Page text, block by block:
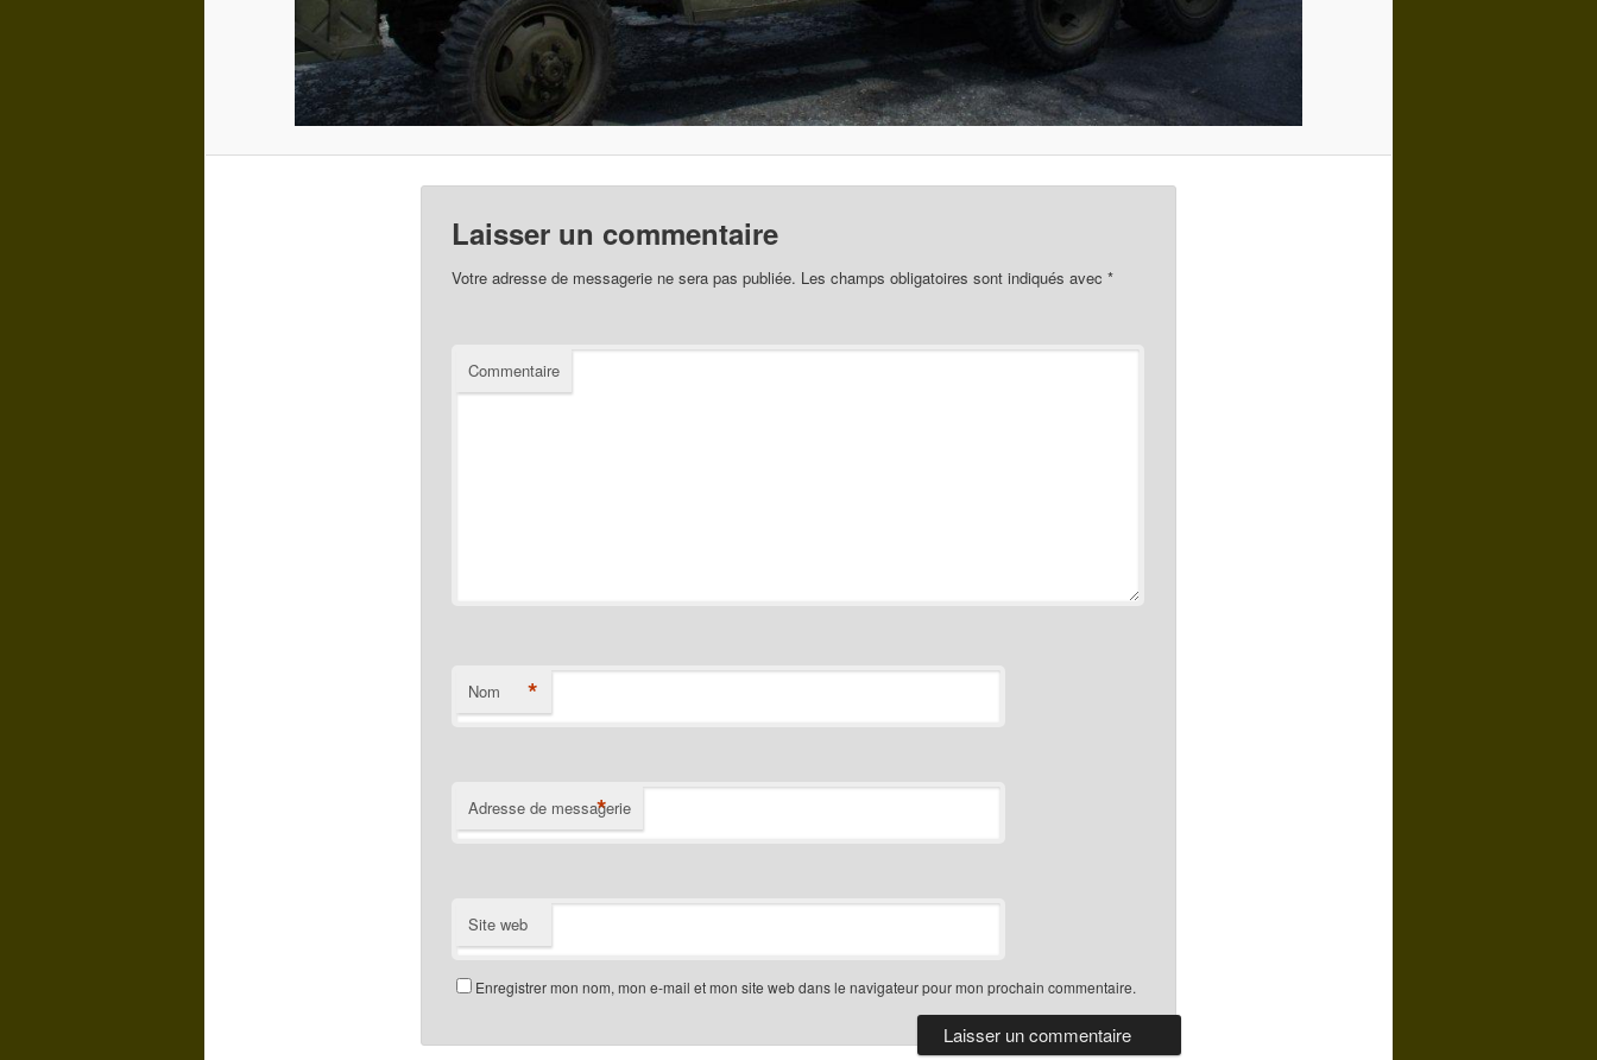
Laisser un commentaire
Votre adresse de messagerie ne sera pas publiée. Les champs obligatoires sont indiqués avec *
Commentaire
Nom *
Adresse de messagerie
*
Site web
Enregistrer mon nom, mon e-mail et mon site web dans le navigateur pour mon prochain commentaire.